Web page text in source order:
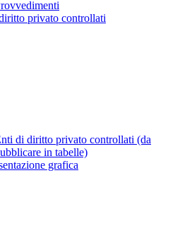
privato controllati
di diritto privato controllati (da
in tabelle)
grafica